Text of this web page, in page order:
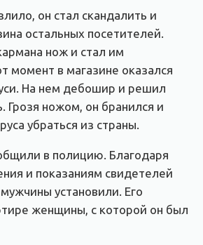
он стал скандалить и
остальных посетителей.
нож и стал им
момент в магазине оказался
На нем дебошир и решил
Грозя ножом, он бранился и
убраться из страны.
в полицию. Благодаря
и показаниям свидетелей
установили. Его
женщины, с которой он был